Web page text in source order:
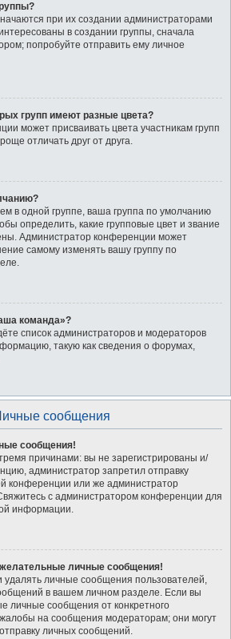
при их создании администраторами
в создании группы, сначала
попробуйте отправить ему личное
групп имеют разные цвета?
может присваивать цвета участникам групп
отличать друг от друга.
в одной группе, ваша группа по умолчанию
определить, какие групповые цвет и звание
Администратор конференции может
самому изменять вашу группу по
команда»?
список администраторов и модераторов
такую как сведения о форумах,
сообщения
сообщения!
причинами: вы не зарегистрированы и/
администратор запретил отправку
конференции или же администратор
с администратором конференции для
информации.
личные сообщения!
удалять личные сообщения пользователей,
в вашем личном разделе. Если вы
личные сообщения от конкретного
на сообщения модераторам; они могут
личных сообщений.